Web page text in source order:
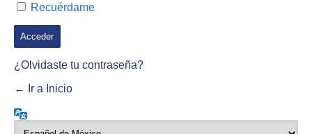
Recuérdame
¿Olvidaste tu contraseña?
← Ir a Inicio